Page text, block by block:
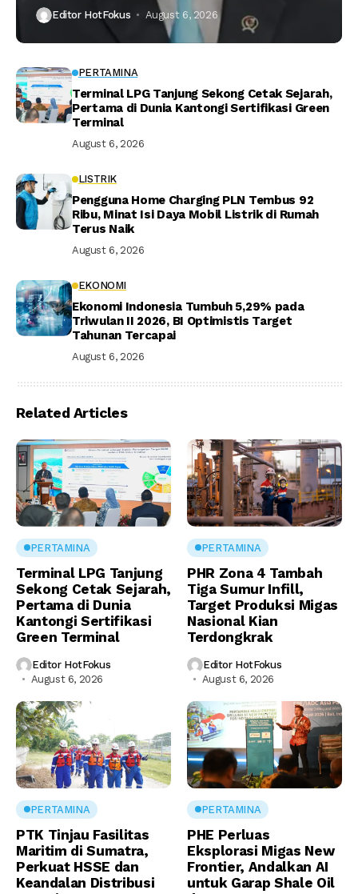
Editor HotFokus August 6, 2026
PERTAMINA
Terminal LPG Tanjung Sekong Cetak Sejarah,
Pertama di Dunia Kantongi Sertifikasi Green
Terminal
August 6, 2026
LISTRIK
Pengguna Home Charging PLN Tembus 92
Ribu, Minat Isi Daya Mobil Listrik di Rumah
Terus Naik
August 6, 2026
EKONOMI
Ekonomi Indonesia Tumbuh 5,29% pada
Triwulan II 2026, BI Optimistis Target
Tahunan Tercapai
August 6, 2026
Related Articles
PERTAMINA
Terminal LPG Tanjung
Sekong Cetak Sejarah,
Pertama di Dunia
Kantongi Sertifikasi
Green Terminal
Editor HotFokus
August 6, 2026
PERTAMINA
PHR Zona 4 Tambah
Tiga Sumur Infill,
Target Produksi Migas
Nasional Kian
Terdongkrak
Editor HotFokus
August 6, 2026
PERTAMINA
PTK Tinjau Fasilitas
Maritim di Sumatra,
Perkuat HSSE dan
Keandalan Distribusi
PERTAMINA
PHE Perluas
Eksplorasi Migas New
Frontier, Andalkan AI
untuk Garap Shale Oil